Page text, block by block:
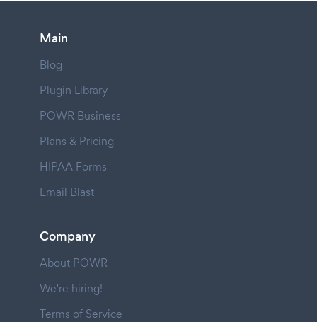
Main
Blog
Plugin Library
POWR Business
Plans & Pricing
HIPAA Forms
Email Blast
Company
About POWR
We're hiring!
Terms of Service